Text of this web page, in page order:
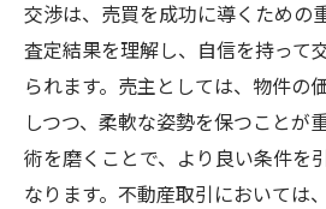
交渉は、売買を成功に導くための
査定結果を理解し、自信を持って
られます。売主としては、物件の
しつつ、柔軟な姿勢を保つことが
術を磨くことで、より良い条件を
なります。不動産取引においては